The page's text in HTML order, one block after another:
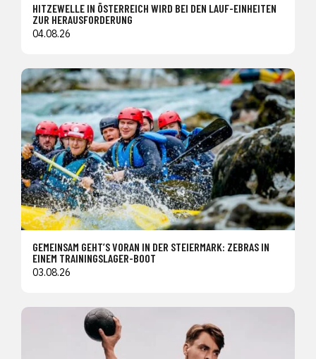
HITZEWELLE IN ÖSTERREICH WIRD BEI DEN LAUF-EINHEITEN
ZUR HERAUSFORDERUNG
04.08.26
GEMEINSAM GEHT’S VORAN IN DER STEIERMARK: ZEBRAS IN
EINEM TRAININGSLAGER-BOOT
03.08.26